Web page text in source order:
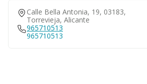
Calle Bella Antonia, 19, 03183,
Torrevieja, Alicante
965710513
965710513